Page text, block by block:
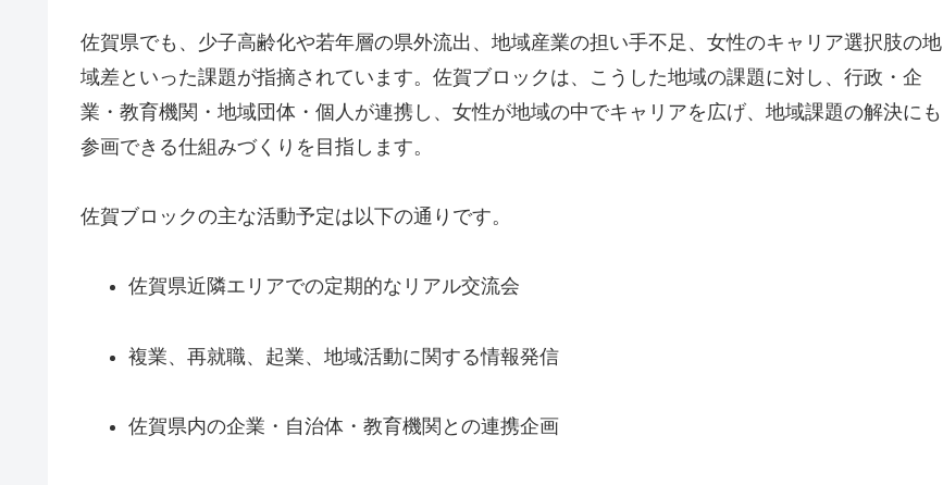
佐賀県でも、少子高齢化や若年層の県外流出、地域産業の担い手不足、女性のキャリア選択肢の地
域差といった課題が指摘されています。佐賀ブロックは、こうした地域の課題に対し、行政・企
業・教育機関・地域団体・個人が連携し、女性が地域の中でキャリアを広げ、地域課題の解決にも
参画できる仕組みづくりを目指します。
佐賀ブロックの主な活動予定は以下の通りです。
佐賀県近隣エリアでの定期的なリアル交流会
複業、再就職、起業、地域活動に関する情報発信
佐賀県内の企業・自治体・教育機関との連携企画